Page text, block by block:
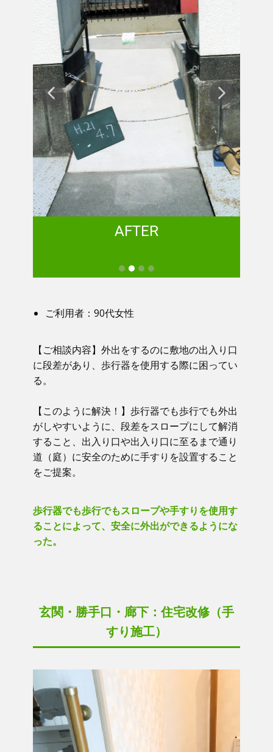
AFTER
ご利用者：​90代女性
【ご相談内容】​​ 外出をするのに敷地の出入り口
に段差があり、歩行器を使用する際に困ってい
る。
【このように解決！】​​ 歩行器でも歩行でも外出
がしやすいように、段差をスロープにして解消
すること、出入り口や出入り口に至るまで通り
道（庭）に安全のために手すりを設置すること
をご提案。
歩行器でも歩行でもスロープや手すりを使用す
ることによって、安全に外出ができるようにな
った。
玄関・勝手口・廊下：住宅改修（手
すり施工）